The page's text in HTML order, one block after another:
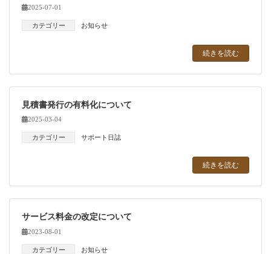
2025-07-01
カテゴリー お知らせ
続きを読む
見積書発行の有料化について
2025-03-04
カテゴリー サポート日誌
続きを読む
サービス料金の改定について
2023-08-01
カテゴリー お知らせ